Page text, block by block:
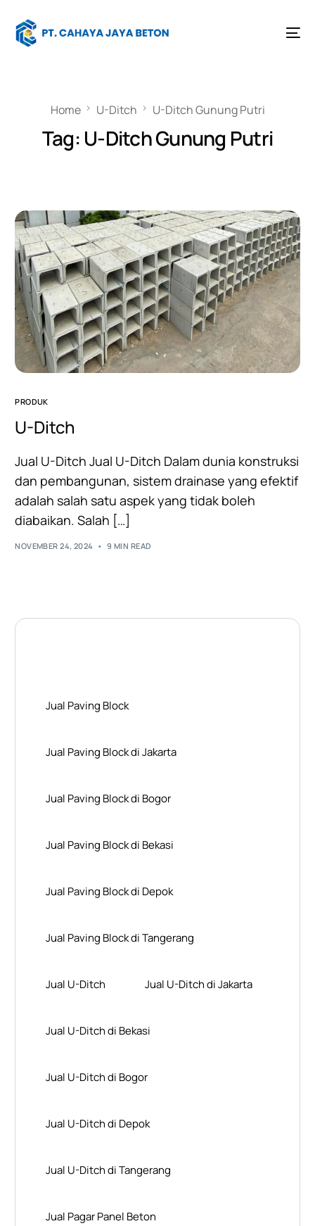
Home U-Ditch U-Ditch Gunung Putri
Tag: U-Ditch Gunung Putri
PRODUK
U-Ditch
Jual U-Ditch Jual U-Ditch Dalam dunia konstruksi
dan pembangunan, sistem drainase yang efektif
adalah salah satu aspek yang tidak boleh
diabaikan. Salah […]
NOVEMBER 24, 2024 9 MIN READ
Jual Paving Block
Jual Paving Block di Jakarta
Jual Paving Block di Bogor
Jual Paving Block di Bekasi
Jual Paving Block di Depok
Jual Paving Block di Tangerang
Jual U-Ditch Jual U-Ditch di Jakarta
Jual U-Ditch di Bekasi
Jual U-Ditch di Bogor
Jual U-Ditch di Depok
Jual U-Ditch di Tangerang
Jual Pagar Panel Beton